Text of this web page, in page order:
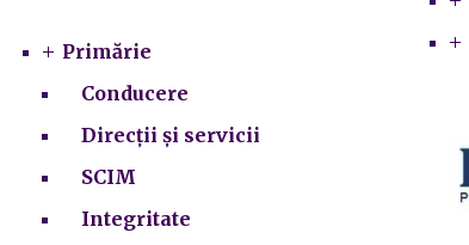
Primărie
Conducere
Direcții și servicii
SCIM
Integritate